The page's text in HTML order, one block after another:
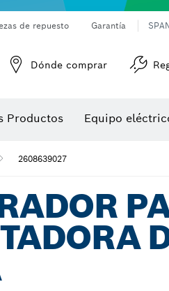
de repuesto Garantía
Dónde comprar
Productos Equipo
2608639027